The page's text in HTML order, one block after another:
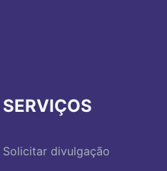
SERVIÇOS
Solicitar divulgação